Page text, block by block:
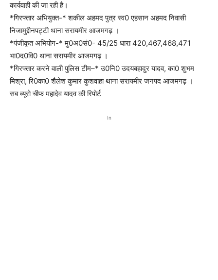
कार्यवाही की जा रही है।
*गिरफ्तार अभियुक्त-* शकील अहमद पुत्र स्व0 एहसान अहमद निवासी
निजामुद्दीनपट्टी थाना सरायमीर आजमगढ़ ।
*पंजीकृत अभियोग-* मु0अ0सं0- 45/25 धारा 420,467,468,471
भा0द0वि0 थाना सरायमीर आजमगढ़ ।
*गिरफ्तार करने वाली पुलिस टीम–* उ0नि0 उदयबहादुर यादव, का0 शुभम
मिश्रा, रि0का0 शैलेश कुमार कुशवाहा थाना सरायमीर जनपद आजमगढ़ ।
सब ब्यूरो चीफ महादेव यादव की रिपोर्ट
In